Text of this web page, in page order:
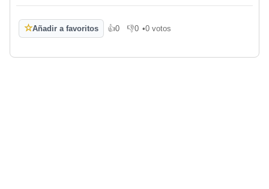
☆Añadir a favoritos 👍0
Me gusta
👎0
No me gusta
•0 votos